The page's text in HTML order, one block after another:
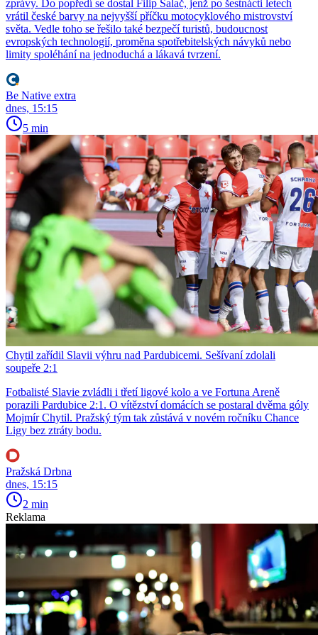
zprávy. Do popředí se dostal Filip Salač, jenž po šestnácti letech
vrátil české barvy na nejvyšší příčku motocyklového mistrovství
světa. Vedle toho se řešilo také bezpečí turistů, budoucnost
evropských technologií, proměna spotřebitelských návyků nebo
limity spoléhání na jednoduchá a lákavá tvrzení.
Be Native extra
dnes, 15:15
5 min
Chytil zařídil Slavii výhru nad Pardubicemi. Sešívaní zdolali
soupeře 2:1
Fotbalisté Slavie zvládli i třetí ligové kolo a ve Fortuna Areně
porazili Pardubice 2:1. O vítězství domácích se postaral dvěma góly
Mojmír Chytil. Pražský tým tak zůstává v novém ročníku Chance
Ligy bez ztráty bodu.
Pražská Drbna
dnes, 15:15
2 min
Reklama